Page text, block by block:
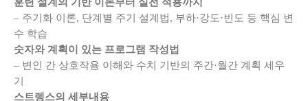
– 주기화 이론, 단계별 주기 설계법, 부하·강도·빈도 등 핵심 변
수 학습
숫자와 계획이 있는 프로그램 작성법
– 변인 간 상호작용 이해와 수치 기반의 주간·월간 계획 세우
기
스트렝스의 세부내용